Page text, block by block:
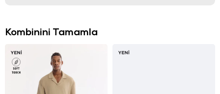
Kombinini Tamamla